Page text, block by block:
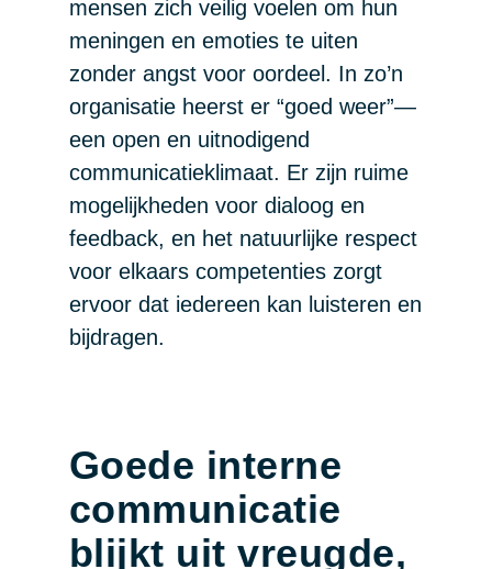
mensen zich veilig voelen om hun
meningen en emoties te uiten
zonder angst voor oordeel. In zo’n
organisatie heerst er “goed weer”—
een open en uitnodigend
communicatieklimaat. Er zijn ruime
mogelijkheden voor dialoog en
feedback, en het natuurlijke respect
voor elkaars competenties zorgt
ervoor dat iedereen kan luisteren en
bijdragen.
Goede interne
communicatie
blijkt uit vreugde,